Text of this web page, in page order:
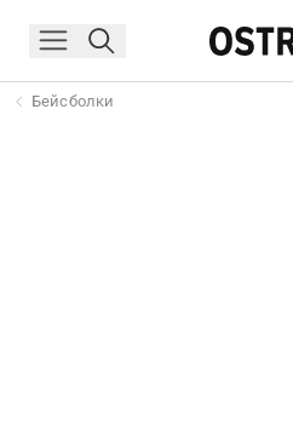
Бейсболки